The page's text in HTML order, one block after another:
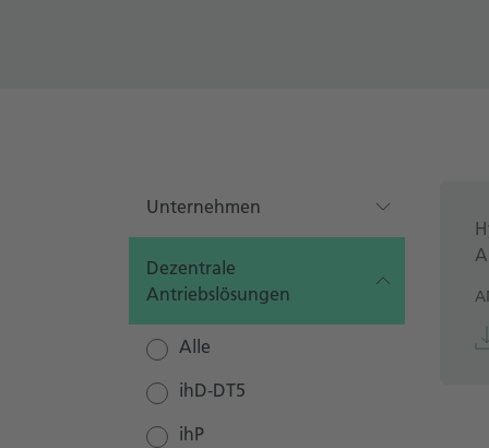
Unternehmen
Dezentrale
Antriebslösungen
Alle
ihD-DT5
ihP